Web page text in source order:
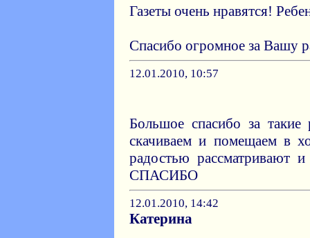
Газеты очень нравятся!
Спасибо огромное за Вашу
12.01.2010, 10:57
Большое спасибо за
скачиваем и помещаем в
радостью рассматривают
СПАСИБО
12.01.2010, 14:42
Катерина